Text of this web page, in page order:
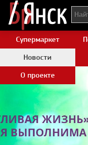
Супермаркет
Новости
О проекте